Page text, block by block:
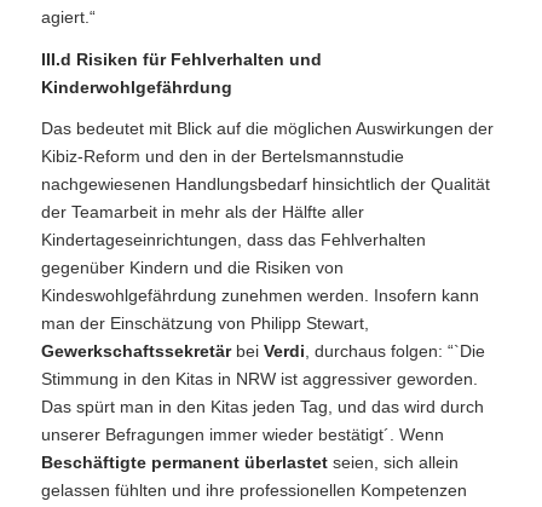
agiert.“
III.d Risiken für Fehlverhalten und
Kinderwohlgefährdung
Das bedeutet mit Blick auf die möglichen Auswirkungen der
Kibiz-Reform und den in der Bertelsmannstudie
nachgewiesenen Handlungsbedarf hinsichtlich der Qualität
der Teamarbeit in mehr als der Hälfte aller
Kindertageseinrichtungen, dass das Fehlverhalten
gegenüber Kindern und die Risiken von
Kindeswohlgefährdung zunehmen werden. Insofern kann
man der Einschätzung von Philipp Stewart,
Gewerkschaftssekretärbei Verdi, durchaus folgen: “`Die
Stimmung in den Kitas in NRW ist aggressiver geworden.
Das spürt man in den Kitas jeden Tag, und das wird durch
unserer Befragungen immer wieder bestätigt´. Wenn
Beschäftigte permanent überlastetseien, sich allein
gelassen fühlten und ihre professionellen Kompetenzen